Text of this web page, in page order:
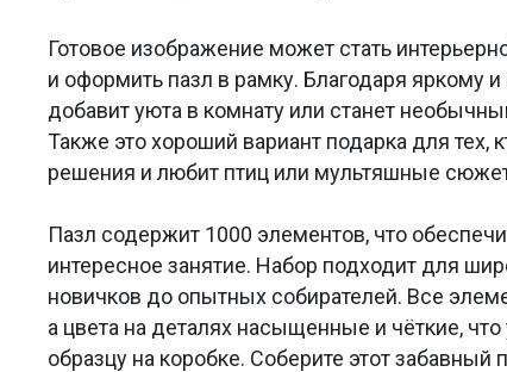
Готовое изображение может стать
и оформить пазл в рамку. Благодаря яркому
добавит уюта в комнату или станет
Также это хороший вариант подарка для тех,
решения и любит птиц или мультяшные
Пазл содержит 1000 элементов, что
интересное занятие. Набор подходит для
новичков до опытных собирателей. Все
а цвета на деталях насыщенные и чёткие,
образцу на коробке. Соберите этот забавный